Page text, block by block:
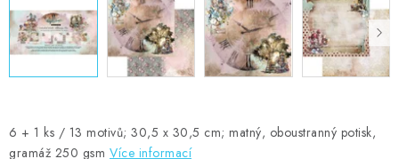
6 + 1 ks / 13 motivů; 30,5 x 30,5 cm; matný, oboustranný potisk,
gramáž 250 gsm Více informací